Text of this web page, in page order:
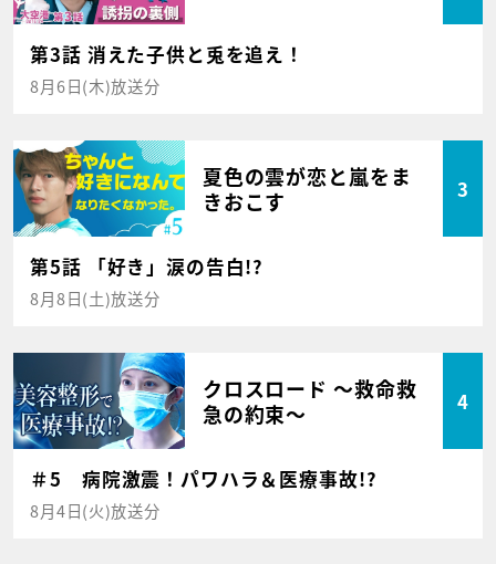
第3話 消えた子供と兎を追え！
8月6日(木)放送分
夏色の雲が恋と嵐をま
きおこす
3
第5話 「好き」涙の告白!?
8月8日(土)放送分
クロスロード ～救命救
急の約束～
4
＃5 病院激震！パワハラ＆医療事故!?
8月4日(火)放送分